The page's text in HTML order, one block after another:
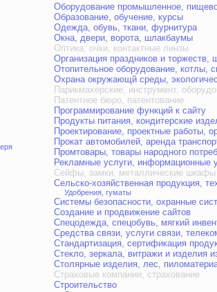
Оборудование промышленное,
Образование, обучение, курсы
Одежда, обувь, ткани, фурнитура
Окна, двери, ворота, шлакбаумы
Оптика, очки, контактные линзы
Организация праздников и торжеств,
Отопительное оборудование, котлы,
Охрана окружающй среды,
Парикмахерские, инструмент,
Патентное бюро, патентование
Программирование функций к сайту
Продукты питания, кондитерские
Проектирование, проектные работы,
Прокат автомобилей, аренда
Промтовары, товары народного
Рекламные услуги, информационные
Сейфы, замки, металлические шкафы
Сельско-хозяйственная продукция,
Удобрения, гуматы
Системы безопасности, охранные
Создание и продвижение сайтов
Спецодежда, спецобувь, мягкий
Средства связи, услуги связи,
Стандартизация, сертификация
Стекло, зеркала, витражи и изделия
Столярные изделия, лес,
Страховые компании, страхование
Строительство